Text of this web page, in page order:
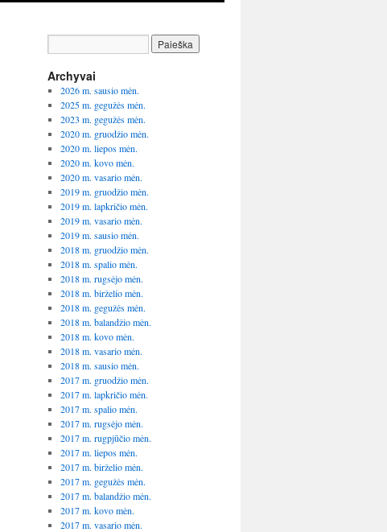
Archyvai
2026 m. sausio mėn.
2025 m. gegužės mėn.
2023 m. gegužės mėn.
2020 m. gruodžio mėn.
2020 m. liepos mėn.
2020 m. kovo mėn.
2020 m. vasario mėn.
2019 m. gruodžio mėn.
2019 m. lapkričio mėn.
2019 m. vasario mėn.
2019 m. sausio mėn.
2018 m. gruodžio mėn.
2018 m. spalio mėn.
2018 m. rugsėjo mėn.
2018 m. birželio mėn.
2018 m. gegužės mėn.
2018 m. balandžio mėn.
2018 m. kovo mėn.
2018 m. vasario mėn.
2018 m. sausio mėn.
2017 m. gruodžio mėn.
2017 m. lapkričio mėn.
2017 m. spalio mėn.
2017 m. rugsėjo mėn.
2017 m. rugpjūčio mėn.
2017 m. liepos mėn.
2017 m. birželio mėn.
2017 m. gegužės mėn.
2017 m. balandžio mėn.
2017 m. kovo mėn.
2017 m. vasario mėn.